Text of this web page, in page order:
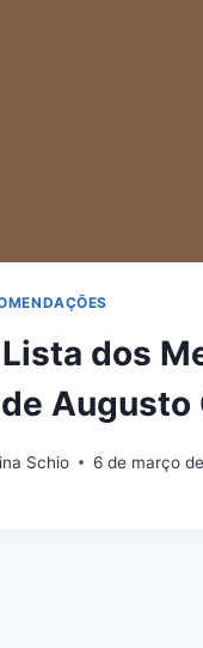
dos
Augusto
Schio 6 de março